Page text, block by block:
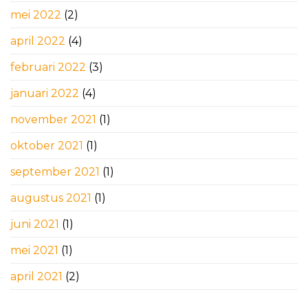
mei 2022 (2)
april 2022 (4)
februari 2022 (3)
januari 2022 (4)
november 2021 (1)
oktober 2021 (1)
september 2021 (1)
augustus 2021 (1)
juni 2021 (1)
mei 2021 (1)
april 2021 (2)